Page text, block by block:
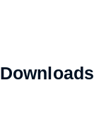
Downloads